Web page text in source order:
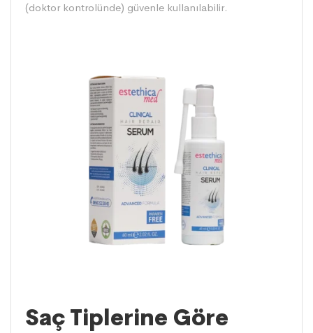
(doktor kontrolünde) güvenle kullanılabilir.
Saç Tiplerine Göre